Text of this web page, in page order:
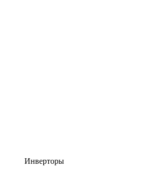
Инверторы